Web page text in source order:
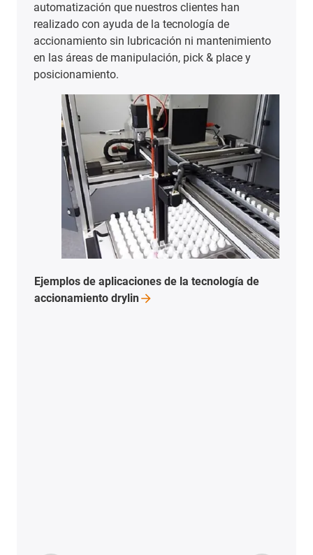
automatización que nuestros clientes han
realizado con ayuda de la tecnología de
accionamiento sin lubricación ni mantenimiento
en las áreas de manipulación, pick & place y
posicionamiento.
Ejemplos de aplicaciones de la tecnología de
accionamiento drylin